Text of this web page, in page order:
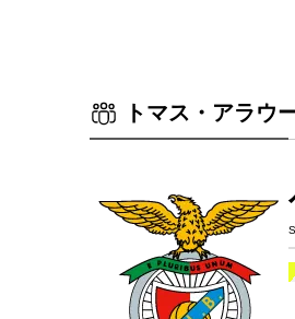
トマス・アラウ